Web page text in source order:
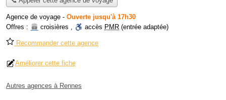
Agence de voyage - Ouverte jusqu'à 17h30
Offres :
croisières , accès PMR (entrée adaptée)
Recommander cette agence
Améliorer cette fiche
Autres agences à Rennes